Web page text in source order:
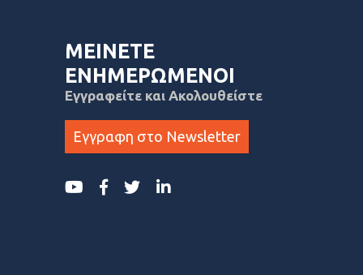
ΜΕΙΝΕΤΕ
ΕΝΗΜΕΡΩΜΕΝΟΙ
Εγγραφείτε και Ακολουθείστε
Εγγραφη στο Newsletter